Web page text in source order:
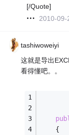
[/Quote]
2010-09-
tashiwoweiyi
这就是导出
看得懂吧。。
    {